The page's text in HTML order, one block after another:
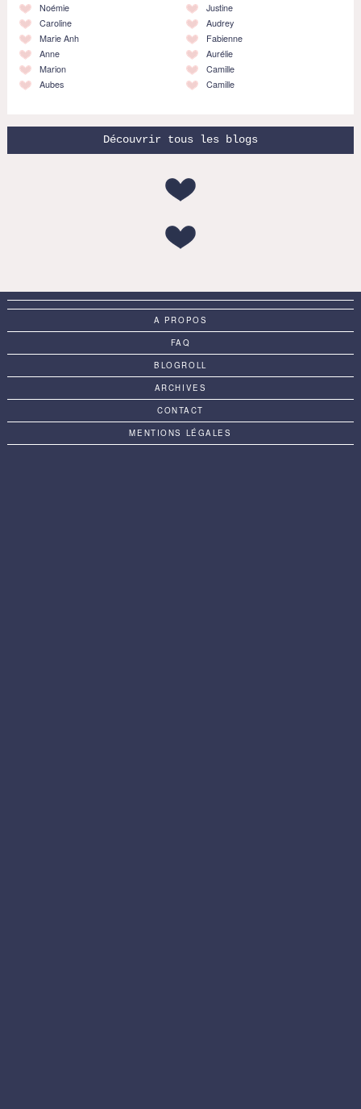
Noémie
Caroline
Marie Anh
Anne
Marion
Aubes
Justine
Audrey
Fabienne
Aurélie
Camille
Camille
Découvrir tous les blogs
A PROPOS
FAQ
BLOGROLL
ARCHIVES
CONTACT
MENTIONS LÉGALES